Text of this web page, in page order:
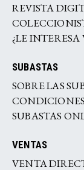
REVISTA
¿LE
SUBASTAS
SOBRE LAS
SUBASTAS
VENTAS
VENTA